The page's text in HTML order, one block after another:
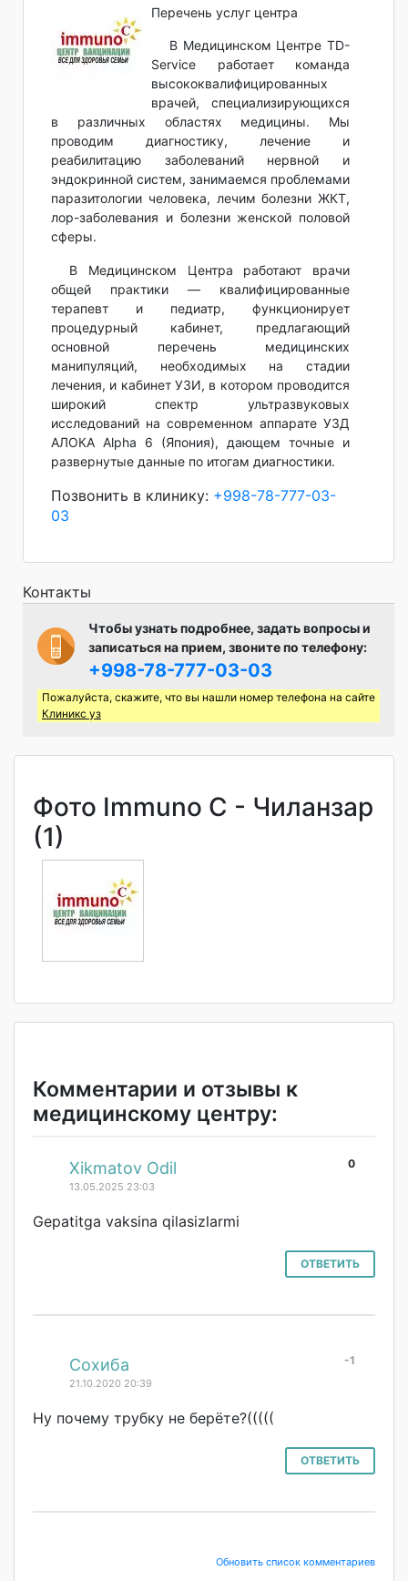
Перечень услуг центра
В Медицинском Центре TD-
Service работает команда
высококвалифицированных
врачей, специализирующихся
в различных областях медицины. Мы
проводим диагностику, лечение и
реабилитацию заболеваний нервной и
эндокринной систем, занимаемся проблемами
паразитологии человека, лечим болезни ЖКТ,
лор-заболевания и болезни женской половой
сферы.
В Медицинском Центра работают врачи
общей практики — квалифицированные
терапевт и педиатр, функционирует
процедурный кабинет, предлагающий
основной перечень медицинских
манипуляций, необходимых на стадии
лечения, и кабинет УЗИ, в котором проводится
широкий спектр ультразвуковых
исследований на современном аппарате УЗД
АЛОКА Alpha 6 (Япония), дающем точные и
развернутые данные по итогам диагностики.
Позвонить в клинику: +998-78-777-03-
03
Контакты
Чтобы узнать подробнее, задать вопросы и
записаться на прием, звоните по телефону:
+998-78-777-03-03
Пожалуйста, скажите, что вы нашли номер телефона на сайте
Клиникс уз
Фото Immuno C - Чиланзар
(1)
Комментарии и отзывы к
медицинскому центру:
0
Xikmatov Odil
13.05.2025 23:03
Gepatitga vaksina qilasizlarmi
ОТВЕТИТЬ
-1
Сохиба
21.10.2020 20:39
Ну почему трубку не берёте?(((((
ОТВЕТИТЬ
Обновить список комментариев